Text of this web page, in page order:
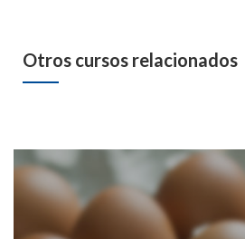
Otros cursos relacionados